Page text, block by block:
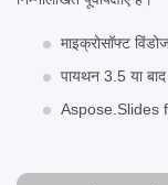
माइक्रोसॉफ्ट
पायथन 3.5 या
Aspose.Slides